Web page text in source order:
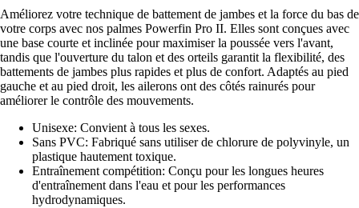
Améliorez votre technique de battement de jambes et la force du bas de
votre corps avec nos palmes Powerfin Pro II. Elles sont conçues avec
une base courte et inclinée pour maximiser la poussée vers l'avant,
tandis que l'ouverture du talon et des orteils garantit la flexibilité, des
battements de jambes plus rapides et plus de confort. Adaptés au pied
gauche et au pied droit, les ailerons ont des côtés rainurés pour
améliorer le contrôle des mouvements.
Unisexe: Convient à tous les sexes.
Sans PVC: Fabriqué sans utiliser de chlorure de polyvinyle, un
plastique hautement toxique.
Entraînement compétition: Conçu pour les longues heures
d'entraînement dans l'eau et pour les performances
hydrodynamiques.